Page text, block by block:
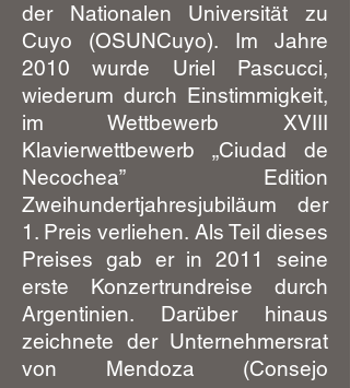
der Nationalen Universität zu
Cuyo (OSUNCuyo). Im Jahre
2010 wurde Uriel Pascucci,
wiederum durch Einstimmigkeit,
im Wettbewerb XVIII
Klavierwettbewerb „Ciudad de
Necochea” Edition
Zweihundertjahresjubiläum der
1. Preis verliehen. Als Teil dieses
Preises gab er in 2011 seine
erste Konzertrundreise durch
Argentinien. Darüber hinaus
zeichnete der Unternehmersrat
von Mendoza (Consejo